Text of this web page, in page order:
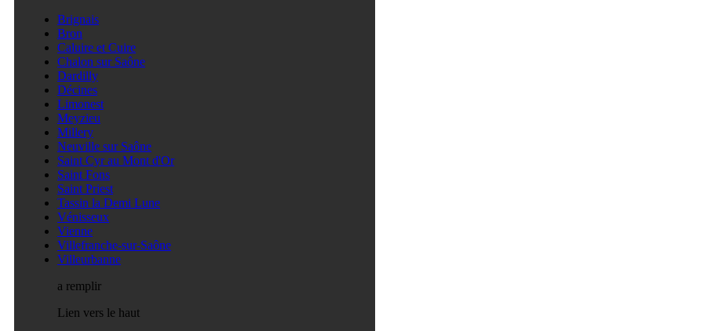
Brignais
Bron
Caluire et Cuire
Chalon sur Saône
Dardilly
Décines
Limonest
Meyzieu
Millery
Neuville sur Saône
Saint Cyr au Mont d'Or
Saint Fons
Saint Priest
Tassin la Demi Lune
Vénisseux
Vienne
Villefranche-sur-Saône
Villeurbanne
a remplir
Lien vers le haut